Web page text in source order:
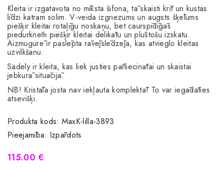
Kleita ir izgatavota no mīksta šifona, tā skaisti krīt un kustas
līdzi katram solim. V-veida izgriezums un augsts šķēlums
piešķir kleitai rotaļīgu noskaņu, bet caurspīdīgās
piedurknēm piešķir kleitai delikātu un plūstošu izskatu.
Aizmugurē ir paslēpta rāvējslēdzēja, kas atvieglo kleitas
uzvilkšanu.
Sädely ir kleita, kas liek justies pārliecinātai un skaistai
jebkurā situācijā.
NB! Kristāla josta nav iekļauta komplektā! To var iegādāties
atsevišķi.
Produkta kods: MaxK-lilla-3893
Pieejamība: Izpārdots
115.00 €